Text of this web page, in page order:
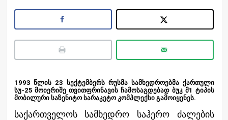
1993 წლის 23 სექტემბერს რუსმა სამხედროებმა ქართული
სუ-25 მოიერიშე თვითფრინავის ჩამოსაგდებად ბუკ მ1 ტიპის
მობილური საზენიტო სარაკეტო კომპლექსი გამოიყენეს.
საქართველოს სამხედრო საჰერო ძალების